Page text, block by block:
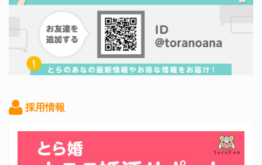
採用情報